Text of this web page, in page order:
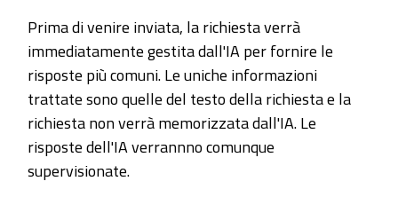
Prima di venire inviata, la richiesta verrà
immediatamente gestita dall'IA per fornire le
risposte più comuni. Le uniche informazioni
trattate sono quelle del testo della richiesta e la
richiesta non verrà memorizzata dall'IA. Le
risposte dell'IA verrannno comunque
supervisionate.